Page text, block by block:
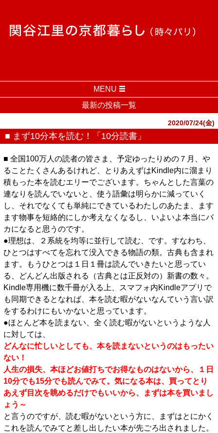
MENU
最新の投稿一覧
2020/07/24(金)
■ まず10分本を読む！「10分読書」
■ 全国100万人の読者の皆さま、予定ゆったりめの７月、や
ることたくさんあるけれど、とりあえずはKindle内に溜まり
積もった本を読むエリーでございます。ちゃんとした言葉の
連なりを読んでいないと、使う語彙は明らかに減っていく
し、それでなくても単純にできているわたしのあたま、ます
ます物事を短絡的にしか考えなくなるし、いよいよ本当にバ
カになると思うのです。
●理想は、２系統を均等に並行して読む、です。すなわち、
ひとつはすべてを忘れて没入できる物語の類。古典も含まれ
ます。もうひとつは１日１冊は読んでいきたいと思ってい
る、どんどん出版される（古典とは正反対の）新書の数々。
Kindle専用機に数千冊が入る上、スマフォ内Kindleアプリで
も同期できるとなれば、本を読む暇がないなんていう言い訳
をするわけにもいかないと思っています。
●ほとんど本を読まない、全く読む暇がないというような人
に対しては、
どんなに忙しいとしても、本を読まないというのはもったい
ない！
人生の損失、本ほどお値打ちでお得なものはないから、１日
10分でも15分でも読んでみて。気になる本は、買ってとり
あえず目次を眺めるだけでもいいから、まずは本を買いまし
ょう ～
と言うのですが、読む暇がないという方に、まずはとにかく
これを読んでみてと差し出したい本が先ごろ出されました。